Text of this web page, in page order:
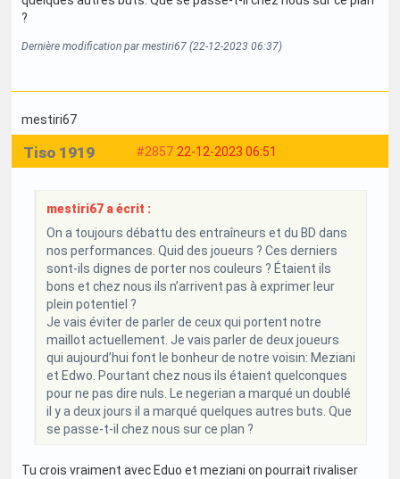
?
Dernière modification par mestiri67 (22-12-2023 06:37)
mestiri67
#2857 22-12-2023 06:51
Tiso 1919
mestiri67 a écrit :
On a toujours débattu des entraîneurs et du BD dans
nos performances. Quid des joueurs ? Ces derniers
sont-ils dignes de porter nos couleurs ? Étaient ils
bons et chez nous ils n’arrivent pas à exprimer leur
plein potentiel ?
Je vais éviter de parler de ceux qui portent notre
maillot actuellement. Je vais parler de deux joueurs
qui aujourd’hui font le bonheur de notre voisin: Meziani
et Edwo. Pourtant chez nous ils étaient quelconques
pour ne pas dire nuls. Le negerian a marqué un doublé
il y a deux jours il a marqué quelques autres buts. Que
se passe-t-il chez nous sur ce plan ?
Tu crois vraiment avec Eduo et meziani on pourrait rivaliser